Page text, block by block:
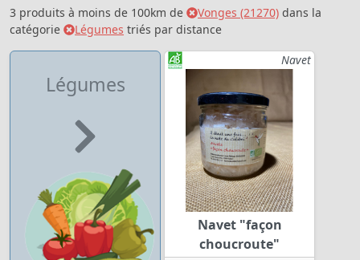
3 produits à moins de 100km de Vonges (21270) dans la
catégorie
Légumes triés par distance
Légumes
Navet
Navet "façon
choucroute"